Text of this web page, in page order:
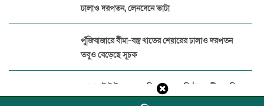
ঢালাও দরপতন, লেনদেনে ভাটা
পুঁজিবাজারে বীমা-বস্ত্র খাতের শেয়ারের ঢালাও দরপতন
তবুও বেড়েছে সূচক
প্যারামাউন্ট ইন্স্যুরেন্সের বিরুদ্ধে ১৭ প্রতিষ্ঠানের বীমা দাবির
অর্থ আত্মসাত